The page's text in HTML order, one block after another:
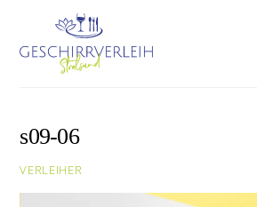
content
s09-06
VERLEIHER